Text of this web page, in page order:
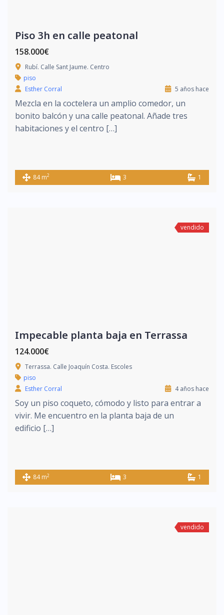
Piso 3h en calle peatonal
158.000€
Rubí. Calle Sant Jaume. Centro
piso
Esther Corral
5 años hace
Mezcla en la coctelera un amplio comedor, un
bonito balcón y una calle peatonal. Añade tres
habitaciones y el centro […]
84 m2 3 1
vendido
Impecable planta baja en Terrassa
124.000€
Terrassa. Calle Joaquín Costa. Escoles
piso
Esther Corral
4 años hace
Soy un piso coqueto, cómodo y listo para entrar a
vivir. Me encuentro en la planta baja de un
edificio […]
84 m2 3 1
vendido